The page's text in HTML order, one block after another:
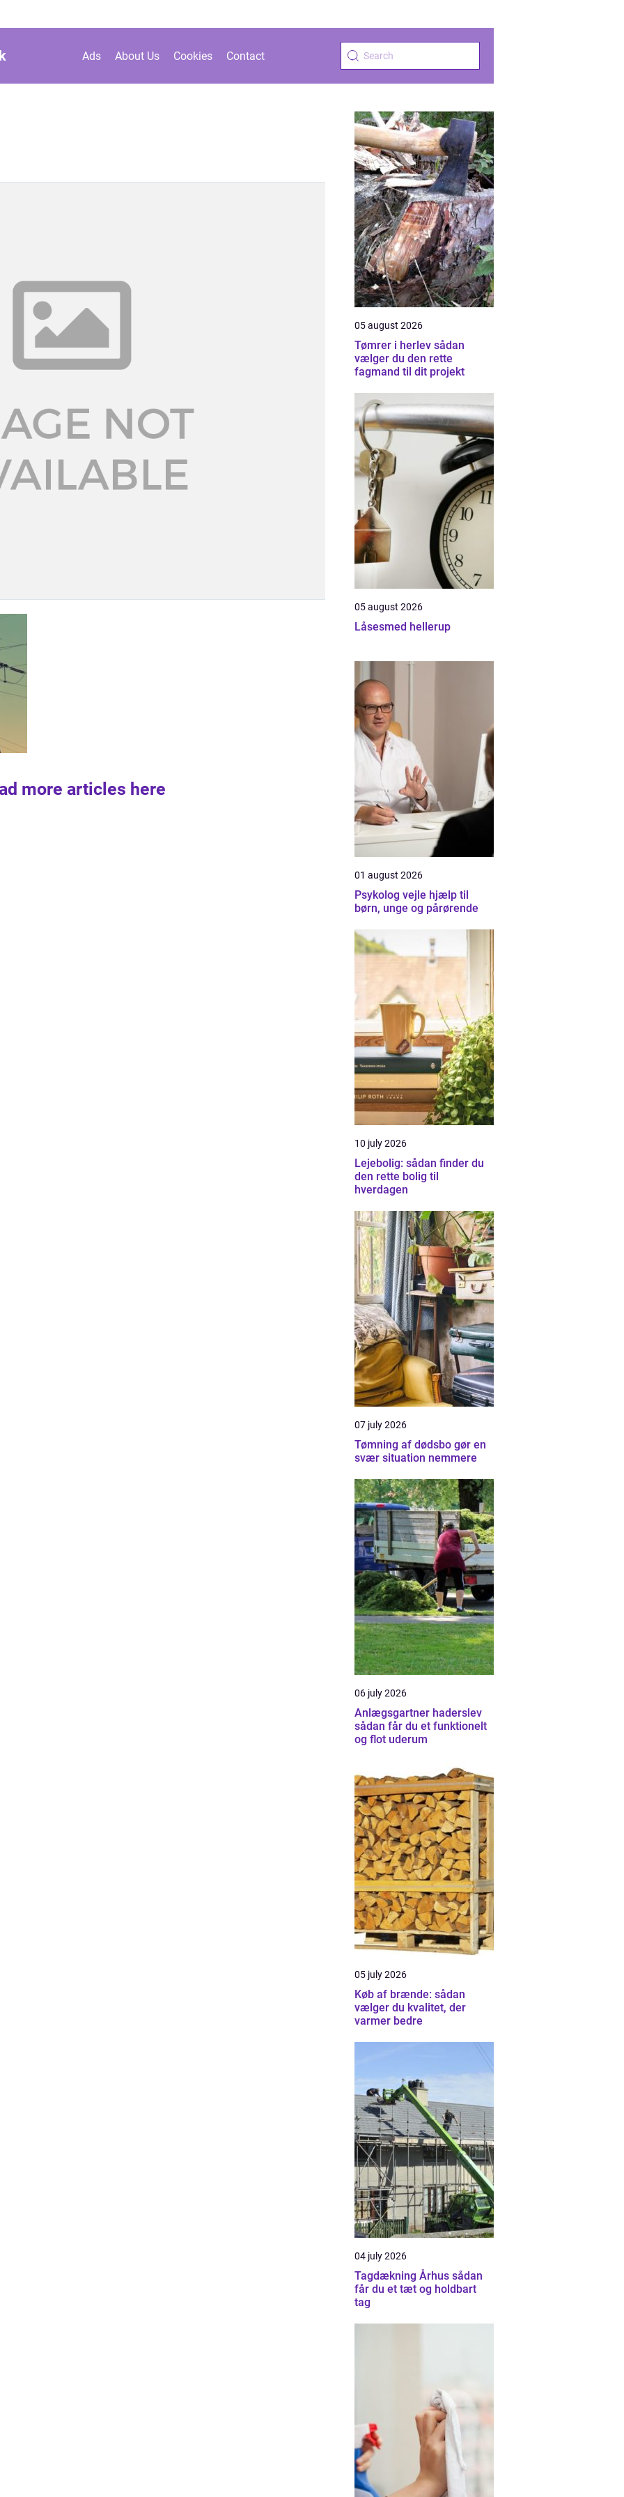
Ads About Us Cookies Contact
more articles here
05 august 2026
Tømrer i herlev sådan
vælger du den rette
fagmand til dit projekt
05 august 2026
Låsesmed hellerup
01 august 2026
Psykolog vejle hjælp til
børn, unge og pårørende
10 july 2026
Lejebolig: sådan finder du
den rette bolig til
hverdagen
07 july 2026
Tømning af dødsbo gør en
svær situation nemmere
06 july 2026
Anlægsgartner haderslev
sådan får du et funktionelt
og flot uderum
05 july 2026
Køb af brænde: sådan
vælger du kvalitet, der
varmer bedre
04 july 2026
Tagdækning Århus sådan
får du et tæt og holdbart
tag